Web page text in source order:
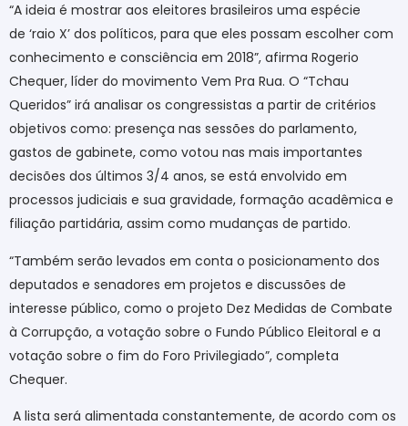
“A ideia é mostrar aos eleitores brasileiros uma espécie
de ‘raio X’ dos políticos, para que eles possam escolher com
conhecimento e consciência em 2018”, afirma Rogerio
Chequer, líder do movimento Vem Pra Rua. O “Tchau
Queridos” irá analisar os congressistas a partir de critérios
objetivos como: presença nas sessões do parlamento,
gastos de gabinete, como votou nas mais importantes
decisões dos últimos 3/4 anos, se está envolvido em
processos judiciais e sua gravidade, formação acadêmica e
filiação partidária, assim como mudanças de partido.
“Também serão levados em conta o posicionamento dos
deputados e senadores em projetos e discussões de
interesse público, como o projeto Dez Medidas de Combate
à Corrupção, a votação sobre o Fundo Público Eleitoral e a
votação sobre o fim do Foro Privilegiado”, completa
Chequer.
A lista será alimentada constantemente, de acordo com os